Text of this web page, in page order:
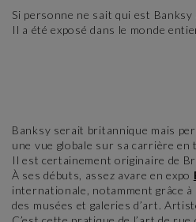
Si personne ne sait qui est
Il a été exposé dans le monde
Banksy serait britannique mais
une vue globale sur sa carrière en
Il est certainement originaire de
À ses débuts, assez avare en expo
internationale, notamment grâce
des musées et galeries d’art.